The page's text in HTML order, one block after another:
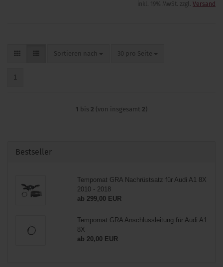
inkl. 19% MwSt. zzgl. Versand
Sortieren nach
Sortieren nach 30 pro Seite
pro Seite
1
1 bis 2 (von insgesamt 2)
Bestseller
Tempomat GRA Nachrüstsatz für Audi A1 8X
2010 - 2018
ab 299,00 EUR
Tempomat GRA Anschlussleitung für Audi A1
8X
ab 20,00 EUR